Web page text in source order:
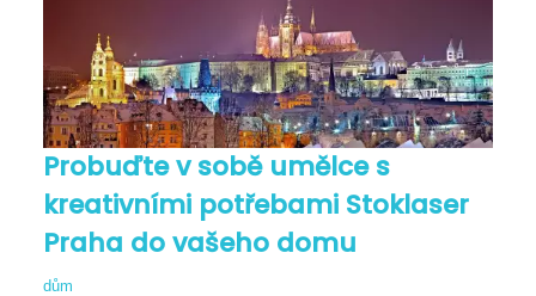
Probuďte v sobě umělce s
kreativními potřebami Stoklaser
Praha do vašeho domu
dům